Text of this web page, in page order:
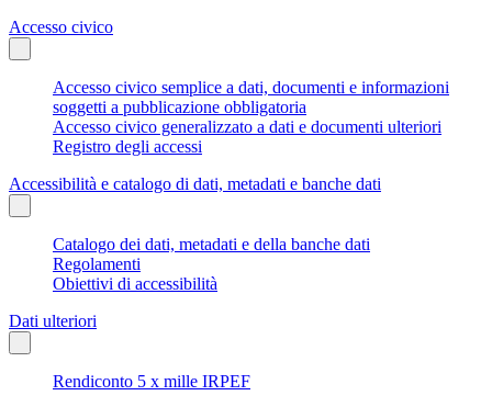
Accesso civico
Accesso civico semplice a dati, documenti e informazioni
soggetti a pubblicazione obbligatoria
Accesso civico generalizzato a dati e documenti ulteriori
Registro degli accessi
Accessibilità e catalogo di dati, metadati e banche dati
Catalogo dei dati, metadati e della banche dati
Regolamenti
Obiettivi di accessibilità
Dati ulteriori
Rendiconto 5 x mille IRPEF